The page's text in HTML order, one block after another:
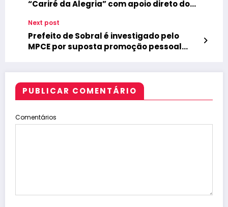
“Cariré da Alegria” com apoio direto do
Next post
Prefeito de Sobral é investigado pelo
MPCE por suposta promoção pessoal
PUBLICAR COMENTÁRIO
Comentários